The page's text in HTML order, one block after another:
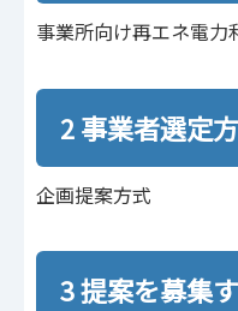
事業所向け再エネ電力
2 事業者選定
企画提案方式
3 提案を募集